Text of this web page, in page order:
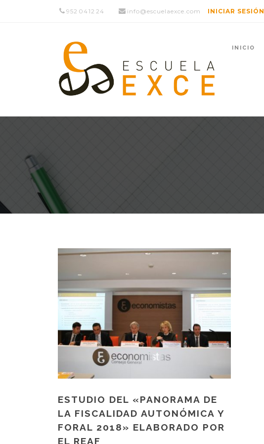
952 04 12 24 info@escuelaexce.com INICIAR SESIÓN
INICIO
ESTUDIO DEL «PANORAMA DE
LA FISCALIDAD AUTONÓMICA Y
FORAL 2018» ELABORADO POR
EL REAF